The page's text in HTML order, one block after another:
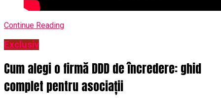
Continue Reading
Exclusiv
Cum alegi o firmă DDD de încredere: ghid
complet pentru asociații